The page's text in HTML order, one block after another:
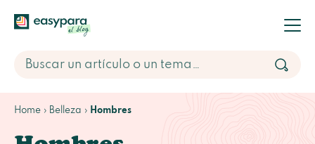
Home Belleza Hombres